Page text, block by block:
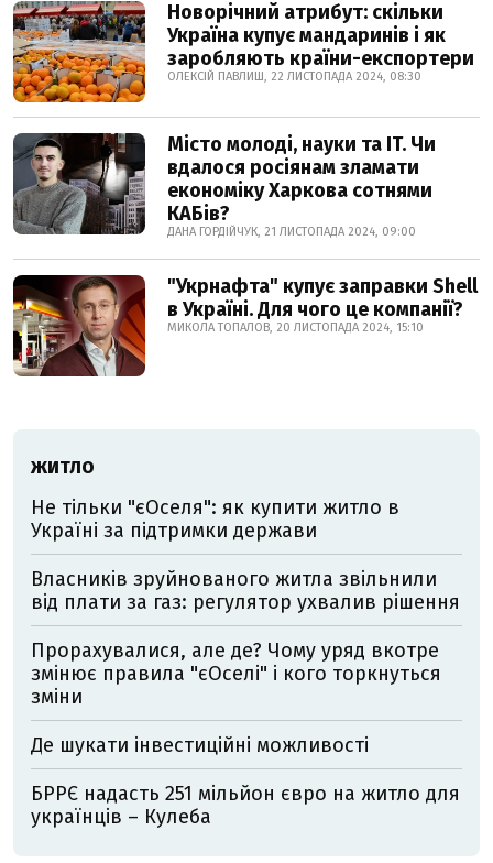
Новорічний атрибут: скільки
Україна купує мандаринів і як
заробляють країни-експортери
ОЛЕКСІЙ ПАВЛИШ, 22 ЛИСТОПАДА 2024, 08:30
Місто молоді, науки та IT. Чи
вдалося росіянам зламати
економіку Харкова сотнями
КАБів?
ДАНА ГОРДІЙЧУК, 21 ЛИСТОПАДА 2024, 09:00
"Укрнафта" купує заправки Shell
в Україні. Для чого це компанії?
МИКОЛА ТОПАЛОВ, 20 ЛИСТОПАДА 2024, 15:10
ЖИТЛО
Не тільки "єОселя": як купити житло в
Україні за підтримки держави
Власників зруйнованого житла звільнили
від плати за газ: регулятор ухвалив рішення
Прорахувалися, але де? Чому уряд вкотре
змінює правила "єОселі" і кого торкнуться
зміни
Де шукати інвестиційні можливості
БРРЄ надасть 251 мільйон євро на житло для
українців – Кулеба